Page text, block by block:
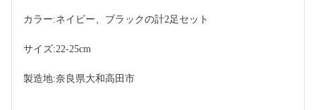
カラー:ネイビー、ブラックの計2足セット
サイズ:22-25cm
製造地:奈良県大和高田市